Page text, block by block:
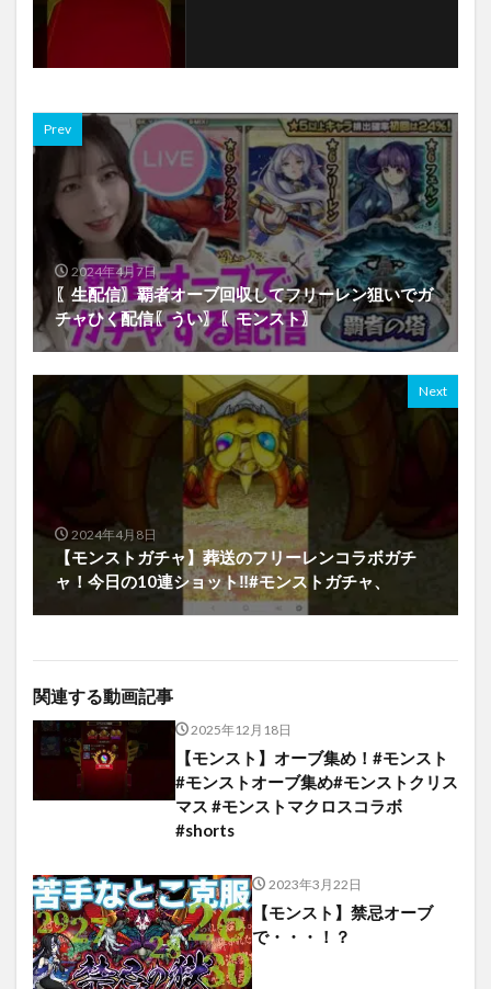
Prev
2024年4月7日
〖生配信〗覇者オーブ回収してフリーレン狙いでガ
チャひく配信〖うい〗〖モンスト〗
Next
2024年4月8日
【モンストガチャ】葬送のフリーレンコラボガチ
ャ！今日の10連ショット‼︎#モンストガチャ、
関連する動画記事
2025年12月18日
【モンスト】オーブ集め！#モンスト
#モンストオーブ集め#モンストクリス
マス #モンストマクロスコラボ
#shorts
2023年3月22日
【モンスト】禁忌オーブ
で・・・！？